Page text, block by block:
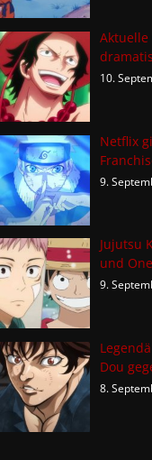
Aktuelle
10.
Netflix
9.
Jujutsu
und
9.
Dou
8.